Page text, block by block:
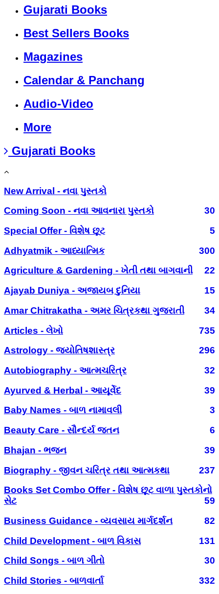
Gujarati Books
Best Sellers Books
Magazines
Calendar & Panchang
Audio-Video
More
Gujarati Books
New Arrival - નવા પુસ્તકો
Coming Soon - નવા આવનારા પુસ્તકો
30
Special Offer - વિશેષ છૂટ
5
Adhyatmik - આધ્યાત્મિક
300
Agriculture & Gardening - ખેતી તથા બાગવાની
22
Ajayab Duniya - અજાયબ દુનિયા
15
Amar Chitrakatha - અમર ચિત્રકથા ગુજરાતી
34
Articles - લેખો
735
Astrology - જ્યોતિષશાસ્ત્ર
296
Autobiography - આત્મચરિત્ર
32
Ayurved & Herbal - આયૂર્વેદ
39
Baby Names - બાળ નામાવલી
3
Beauty Care - સૌન્દર્ય જતન
6
Bhajan - ભજન
39
Biography - જીવન ચરિત્ર તથા આત્મકથા
237
Books Set Combo Offer - વિશેષ છૂટ વાળા પુસ્તકોનો
સેટ
59
Business Guidance - વ્યવસાય માર્ગદર્શન
82
Child Development - બાળ વિકાસ
131
Child Songs - બાળ ગીતો
30
Child Stories - બાળવાર્તા
332